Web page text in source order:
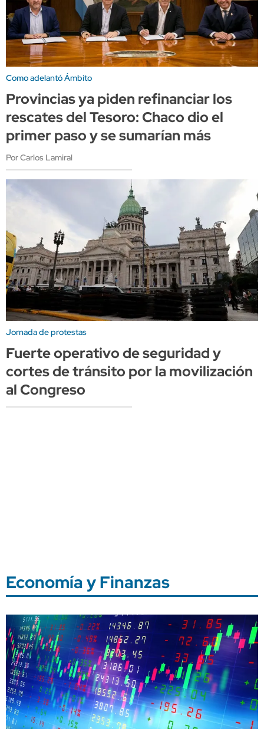
Como adelantó Ámbito
Provincias ya piden refinanciar los
rescates del Tesoro: Chaco dio el
primer paso y se sumarían más
Por Carlos Lamiral
Jornada de protestas
Fuerte operativo de seguridad y
cortes de tránsito por la movilización
al Congreso
Economía y Finanzas